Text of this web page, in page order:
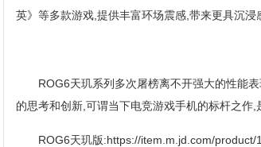
英》等多款游戏,提供丰富环场震感,带来更具沉浸
ROG6天玑系列多次屠榜离不开强大的性能
的思考和创新,可谓当下电竞游戏手机的标杆之作,
ROG6天玑版:https://item.m.jd.com/